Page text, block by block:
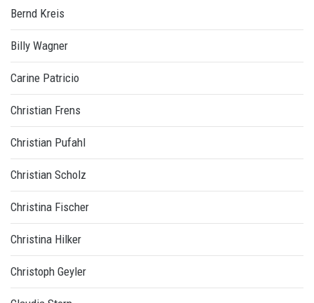
Bernd Kreis
Billy Wagner
Carine Patricio
Christian Frens
Christian Pufahl
Christian Scholz
Christina Fischer
Christina Hilker
Christoph Geyler